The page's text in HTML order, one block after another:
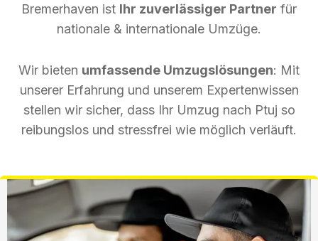
Bremerhaven ist Ihr zuverlässiger Partner für
nationale & internationale Umzüge.
Wir bieten umfassende Umzugslösungen: Mit
unserer Erfahrung und unserem Expertenwissen
stellen wir sicher, dass Ihr Umzug nach Ptuj so
reibungslos und stressfrei wie möglich verläuft.